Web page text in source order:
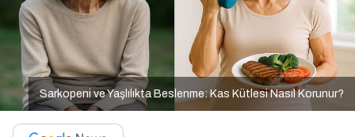
Sarkopeni ve Yaşlılıkta Beslenme: Kas Kütlesi Nasıl Korunur?